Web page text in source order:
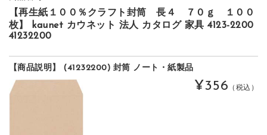
【再生紙１００％クラフト封筒 長４ ７０ｇ １００
枚】 kaunet カウネット 法人 カタログ 家具 4123-2200
41232200
【商品説明】 (41232200) 封筒 ノート・紙製品
¥356 （税込）